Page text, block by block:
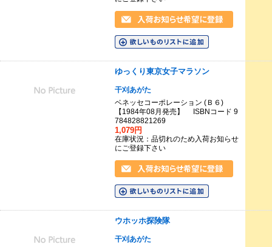
ゆっくり東京女子マラソン
干刈あがた
ベネッセコーポレーション (Ｂ６)
【1984年08月発売】 ISBNコード 9
784828821269
1,079円
在庫状況：品切れのため入荷お知らせ
にご登録下さい
ウホッホ探険隊
干刈あがた